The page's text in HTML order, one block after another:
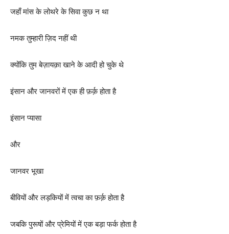
जहाँ मांस के लोथरे के सिवा कुछ न था
नमक तुम्हारी ज़िद नहीं थी
क्योंकि तुम बेज़ायक़ा खाने के आदी हो चुके थे
इंसान और जानवरों में एक ही फ़र्क़ होता है
इंसान प्यासा
और
जानवर भूखा
बीवियों और लड़कियों में त्वचा का फ़र्क़ होता है
जबकि पुरूषों और प्रेमियों में एक बड़ा फर्क होता है